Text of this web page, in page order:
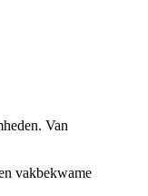
Van
vakbekwame